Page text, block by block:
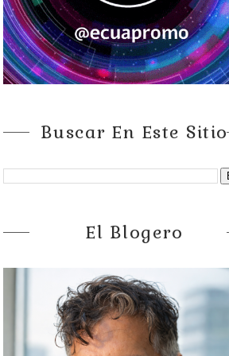
Buscar En Este Sitio
El Blogero